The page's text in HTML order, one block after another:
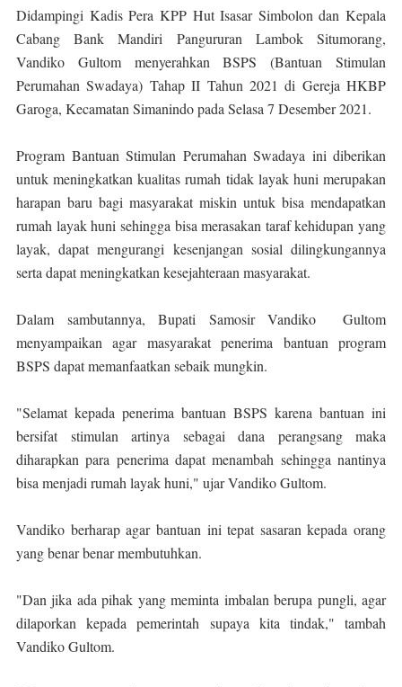
Didampingi Kadis Pera KPP Hut Isasar Simbolon dan Kepala
Cabang Bank Mandiri Pangururan Lambok Situmorang,
Vandiko Gultom menyerahkan BSPS (Bantuan Stimulan
Perumahan Swadaya) Tahap II Tahun 2021 di Gereja HKBP
Garoga, Kecamatan Simanindo pada Selasa 7 Desember 2021.
Program Bantuan Stimulan Perumahan Swadaya ini diberikan
untuk meningkatkan kualitas rumah tidak layak huni merupakan
harapan baru bagi masyarakat miskin untuk bisa mendapatkan
rumah layak huni sehingga bisa merasakan taraf kehidupan yang
layak, dapat mengurangi kesenjangan sosial dilingkungannya
serta dapat meningkatkan kesejahteraan masyarakat.
Dalam sambutannya, Bupati Samosir Vandiko Gultom
menyampaikan agar masyarakat penerima bantuan program
BSPS dapat memanfaatkan sebaik mungkin.
"Selamat kepada penerima bantuan BSPS karena bantuan ini
bersifat stimulan artinya sebagai dana perangsang maka
diharapkan para penerima dapat menambah sehingga nantinya
bisa menjadi rumah layak huni," ujar Vandiko Gultom.
Vandiko berharap agar bantuan ini tepat sasaran kepada orang
yang benar benar membutuhkan.
"Dan jika ada pihak yang meminta imbalan berupa pungli, agar
dilaporkan kepada pemerintah supaya kita tindak," tambah
Vandiko Gultom.